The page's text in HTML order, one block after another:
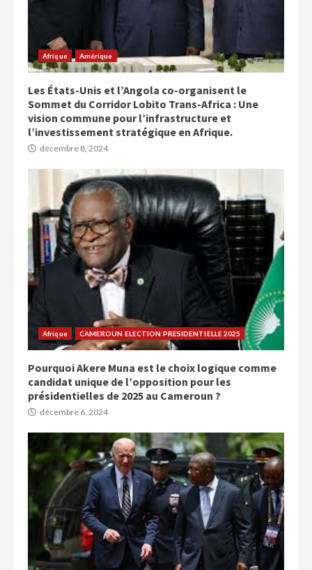
Afrique Amérique
Les États-Unis et l’Angola co-organisent le
Sommet du Corridor Lobito Trans-Africa : Une
vision commune pour l’infrastructure et
l’investissement stratégique en Afrique.
décembre 8, 2024
Afrique CAMEROUN ELECTION PRESIDENTIELLE 2025
Pourquoi Akere Muna est le choix logique comme
candidat unique de l’opposition pour les
présidentielles de 2025 au Cameroun ?
décembre 6, 2024